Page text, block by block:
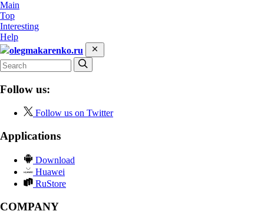
Main
Top
Interesting
Help
olegmakarenko.ru
Follow us:
Follow us on Twitter
Applications
Download
Huawei
RuStore
COMPANY